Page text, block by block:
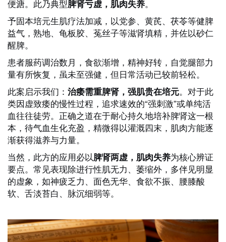
便溏。此乃典型脾肾亏虚，肌肉失养。
予固本培元生肌疗法加减，以党参、黄芪、茯苓等健脾
益气，熟地、龟板胶、菟丝子等滋肾填精，并佐以砂仁
醒脾。
患者服药调治数月，食欲渐增，精神好转，自觉腿部力
量有所恢复，虽未至强健，但日常活动已较前轻松。
此案启示我们： 治痿需重脾肾，强肌贵在培元。对于此
类因虚致痿的慢性过程，追求速效的“强刺激”或单纯活
血往往徒劳。正确之道在于耐心持久地培补脾肾这一根
本，待气血生化充盈，精微得以灌溉四末，肌肉方能逐
渐获得滋养与力量。
当然，此方的应用必以脾肾两虚，肌肉失养为核心辨证
要点。常见表现除进行性肌无力、萎缩外，多伴见明显
的虚象，如神疲乏力、面色无华、食欲不振、腰膝酸
软、舌淡苔白、脉沉细弱等。